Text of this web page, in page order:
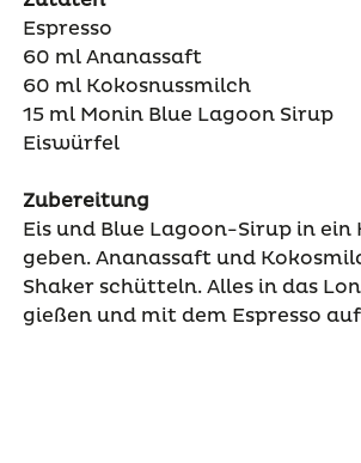
Espresso
60 ml Ananassaft
60 ml Kokosnussmilch
15 ml Monin Blue Lagoon Sirup
Eiswürfel
Zubereitung
Eis und Blue Lagoon-Sirup in
geben. Ananassaft und
Shaker schütteln. Alles in das
gießen und mit dem Espresso